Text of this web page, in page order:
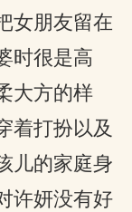
女朋友留在
时很是高
大方的样
着打扮以及
儿的家庭身
许妍没有好